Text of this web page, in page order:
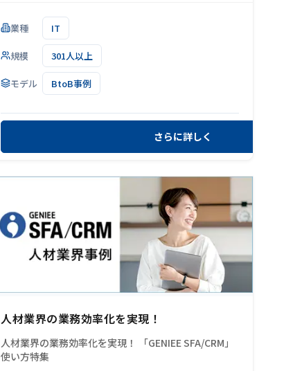
業種 IT
規模 301人以上
モデル BtoB事例
さらに詳しく
人材業界の業務効率化を実現！
人材業界の業務効率化を実現！ 「GENIEE SFA/CRM」
使い方特集